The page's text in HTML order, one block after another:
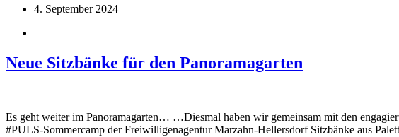
4. September 2024
Neue Sitzbänke für den Panoramagarten
Es geht weiter im Panoramagarten… …Diesmal haben wir gemeinsam mit den
#PULS-Sommercamp der Freiwilligenagentur Marzahn-Hellersdorf Sitzbänke aus